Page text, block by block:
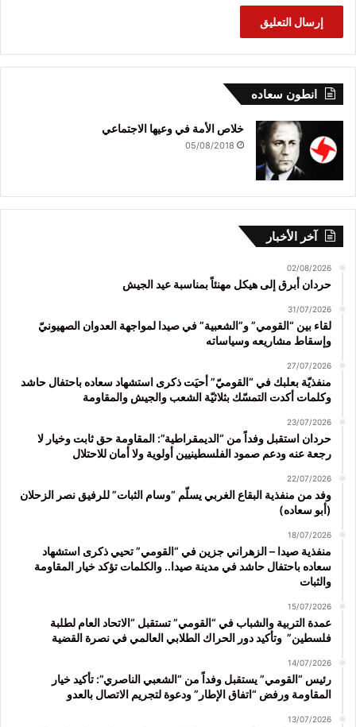
انطون سعاده
خلاص الأمة في وعيها الاجتماعي
05/08/2018
آخر الأخبار
02/08/2026
حردان أبرق إلى هيكل مهنئاً بمناسبة عيد الجيش
31/07/2026
لقاء بين “القومي” و”الشعبية” في صيدا لمواجهة العدوان الصهيونيّ
وإسقاط مشاريعه وسياساته
27/07/2026
منفذيّة بعلبك في “القوميّ” أحيَت ذكرى استشهاد سعاده باحتفال حاشد
وكلمات أكدت التمسّك بثلاثيّة الشعب والجيش والمقاومة
23/07/2026
حردان استقبل وفداً من “الديمقراطية”: المقاومة حق ثابت وخيار لا
رجعة عنه ودعم صمود الفلسطينيين أولوية ولا أمان للاحتلال
22/07/2026
وفد من منفذية البقاع الغربي يسلّم “وسام الثبات” للرفيق نصر الزحلان
(أبو سعاده)
18/07/2026
منفذية صيدا – الزهراني جزين في “القومي” تحيي ذكرى استشهاد
سعاده باحتفال حاشد في مدينة صيدا.. والكلمات تؤكد خيار المقاومة
والثبات
15/07/2026
عمدة التربية والشباب في “القومي” تستقبل “الاتحاد العام لطلبة
فلسطين” وتأكيد دور الحراك الطلابي العالمي في نصرة القضية
14/07/2026
رئيس “القومي” يستقبل وفداً من “الشعبي الناصري”: تأكيد خيار
المقاومة ورفض “اتفاق الإطار” ودعوة لتجريم الاتصال بالعدو
13/07/2026